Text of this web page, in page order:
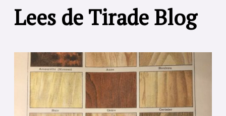
Lees de Tirade Blog